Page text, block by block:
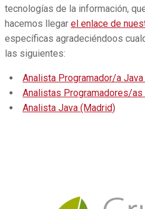
tecnologías de la información,
hacemos llegar el enlace de
específicas agradeciéndoos
las siguientes:
Analista Programador/a
Analistas Programadores/as
Analista Java (Madrid)